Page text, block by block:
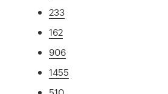
233
162
906
1455